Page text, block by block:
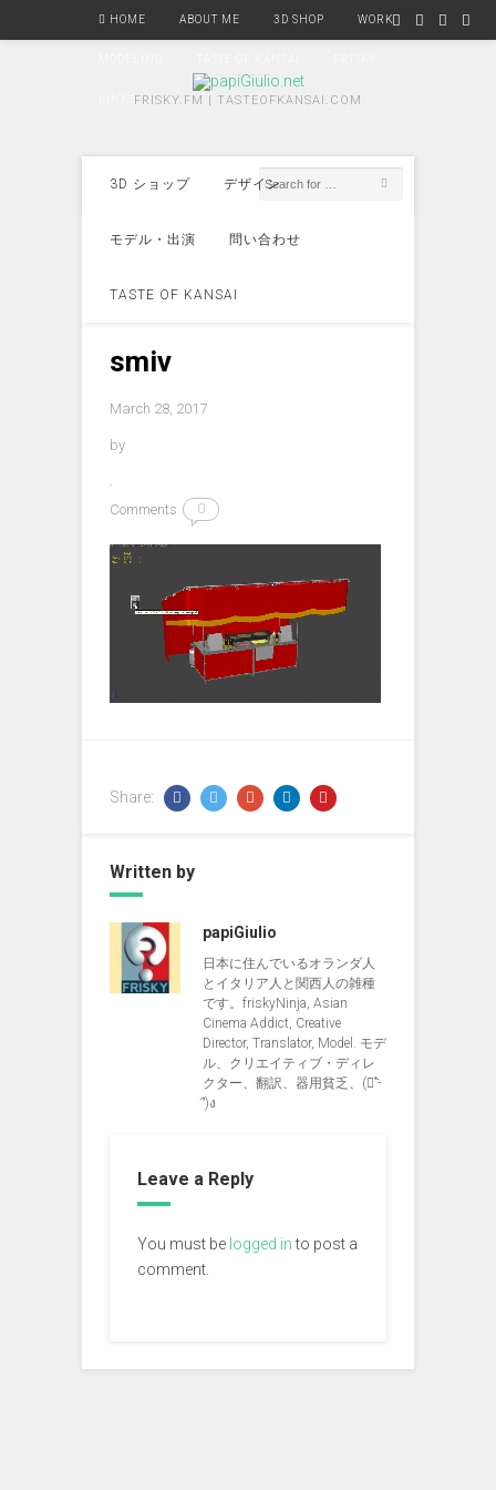
HOME ABOUT ME 3D SHOP WORK
LINKSFRISKY.FM | TASTEOFKANSAI.COM
3D ショップ デザイン
モデル・出演 問い合わせ
TASTE OF KANSAI
smiv
March 28, 2017
by
Comments 0
Share:
Written by
papiGiulio
日本に住んでいるオランダ人
とイタリア人と関西人の雑種
です。friskyNinja, Asian
Cinema Addict, Creative
Director, Translator, Model. モデ
ル、クリエイティブ・ディレ
クター、翻訳、器用貧乏、(ง︡'-
'︠)ง
Leave a Reply
You must be logged into post a
comment.